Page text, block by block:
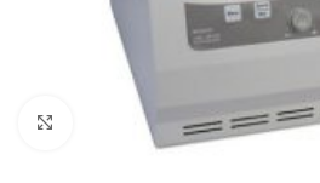
Faceți clic pentru a mări